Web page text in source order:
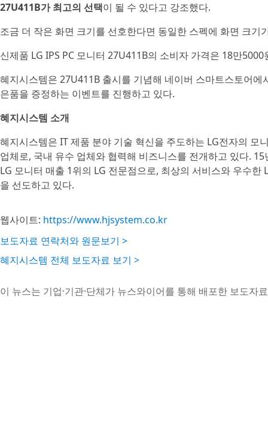
27U411B가 최고의 선택이 될 수 있다고 강조했다.
조금 더 작은 화면 크기를 선호한다면 동일한 스펙에 화면 크기
신제품 LG IPS PC 모니터 27U411B의 소비자 가격은 18만5000
혜지시스템은 27U411B 출시를 기념해 네이버 스마트스토어
은품을 증정하는 이벤트를 진행하고 있다.
혜지시스템 소개
혜지시스템은 IT 제품 분야 기술 혁신을 주도하는 LG전자의 모
업체로, 국내 유수 업체와 협력해 비즈니스를 전개하고 있다.
LG 모니터 매출 1위의 LG 전문점으로, 최상의 서비스와 우수한
을 선도하고 있다.
웹사이트: https://www.hjsystem.co.kr
보도자료 연락처와 원문보기 >
혜지시스템 전체 보도자료 보기 >
이 뉴스는 기업·기관·단체가 뉴스와이어를 통해 배포한 보도자